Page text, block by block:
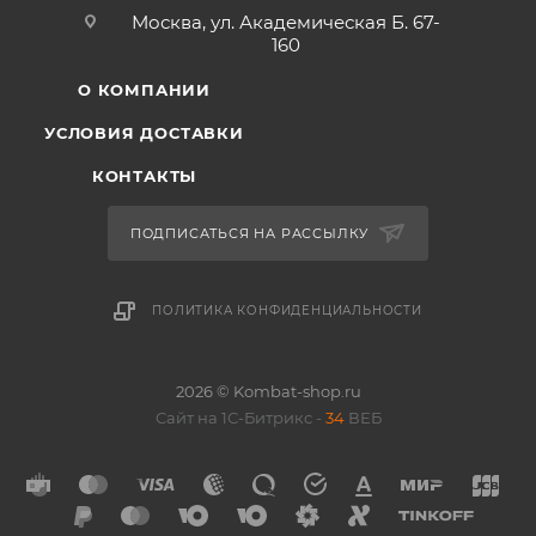
Москва, ул. Академическая Б. 67-
160
О КОМПАНИИ
УСЛОВИЯ ДОСТАВКИ
КОНТАКТЫ
ПОДПИСАТЬСЯ НА РАССЫЛКУ
ПОЛИТИКА КОНФИДЕНЦИАЛЬНОСТИ
2026 © Kombat-shop.ru
Сайт на 1С-Битрикс - 34 ВЕБ